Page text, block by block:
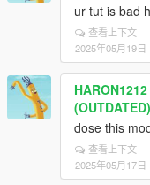
ur tut is bad
查看上下文
2025年05月19日
HARON1212
(OUTDATED)
dose this
查看上下文
2025年05月17日